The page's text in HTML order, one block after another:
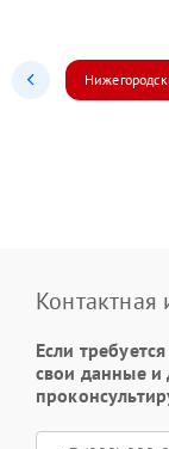
Если
свои данные и